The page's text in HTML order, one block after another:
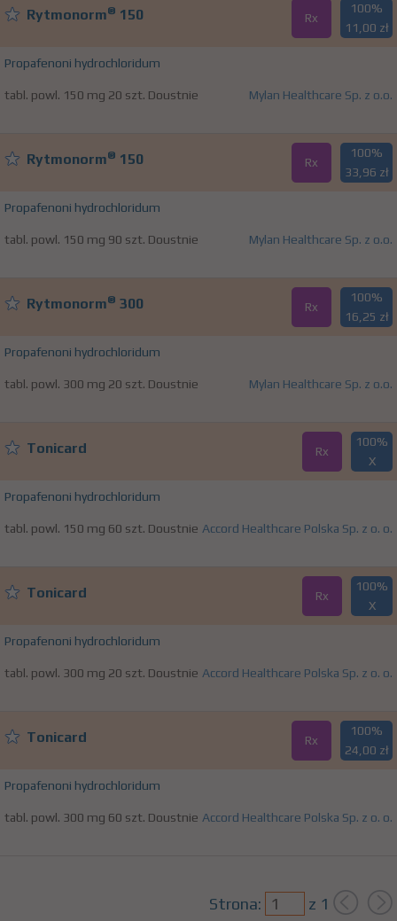
Rytmonorm® 150 Rx
100%
11,00 zł
Propafenoni hydrochloridum
tabl. powl. 150 mg 20 szt. Doustnie Mylan Healthcare Sp. z o.o.
Rytmonorm® 150 Rx
100%
33,96 zł
Propafenoni hydrochloridum
tabl. powl. 150 mg 90 szt. Doustnie Mylan Healthcare Sp. z o.o.
Rytmonorm® 300 Rx
100%
16,25 zł
Propafenoni hydrochloridum
tabl. powl. 300 mg 20 szt. Doustnie Mylan Healthcare Sp. z o.o.
Tonicard Rx
100%
X
Propafenoni hydrochloridum
tabl. powl. 150 mg 60 szt. Doustnie Accord Healthcare Polska Sp. z o. o.
Tonicard Rx
100%
X
Propafenoni hydrochloridum
tabl. powl. 300 mg 20 szt. Doustnie Accord Healthcare Polska Sp. z o. o.
Tonicard Rx
100%
24,00 zł
Propafenoni hydrochloridum
tabl. powl. 300 mg 60 szt. Doustnie Accord Healthcare Polska Sp. z o. o.
Strona: z 1